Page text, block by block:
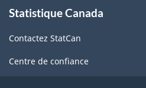
propos
ce
site
Statistique Canada
Contactez StatCan
Centre de confiance